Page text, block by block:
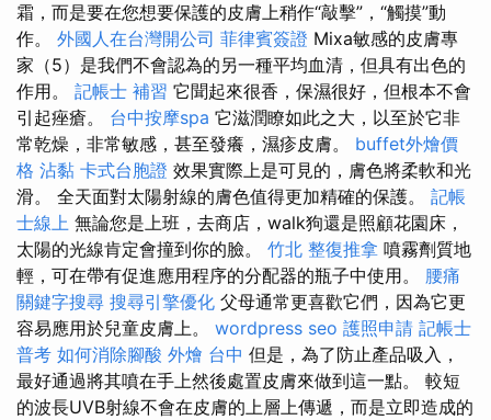
霜，而是要在您想要保護的皮膚上稍作“敲擊”，“觸摸”動
作。 外國人在台灣開公司 菲律賓簽證 Mixa敏感的皮膚專
家（5）是我們不會認為的另一種平均血清，但具有出色的
作用。 記帳士 補習 它聞起來很香，保濕很好，但根本不會
引起痤瘡。 台中按摩spa 它滋潤瞭如此之大，以至於它非
常乾燥，非常敏感，甚至發癢，濕疹皮膚。 buffet外燴價
格 沾黏 卡式台胞證 效果實際上是可見的，膚色將柔軟和光
滑。 全天面對太陽射線的膚色值得更加精確的保護。 記帳
士線上 無論您是上班，去商店，walk狗還是照顧花園床，
太陽的光線肯定會撞到你的臉。 竹北 整復推拿 噴霧劑質地
輕，可在帶有促進應用程序的分配器的瓶子中使用。 腰痛
關鍵字搜尋 搜尋引擎優化 父母通常更喜歡它們，因為它更
容易應用於兒童皮膚上。 wordpress seo 護照申請 記帳士
普考 如何消除腳酸 外燴 台中 但是，為了防止產品吸入，
最好通過將其噴在手上然後處置皮膚來做到這一點。 較短
的波長UVB射線不會在皮膚的上層上傳遞，而是立即造成的